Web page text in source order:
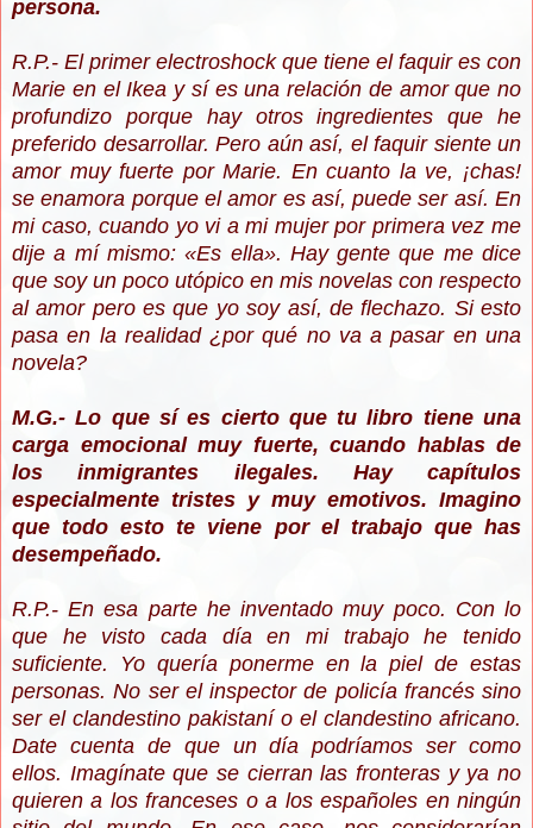
persona.
R.P.- El primer electroshock que tiene el faquir es con
Marie en el Ikea y sí es una relación de amor que no
profundizo porque hay otros ingredientes que he
preferido desarrollar. Pero aún así, el faquir siente un
amor muy fuerte por Marie. En cuanto la ve, ¡chas!
se enamora porque el amor es así, puede ser así. En
mi caso, cuando yo vi a mi mujer por primera vez me
dije a mí mismo:«Es ella». Hay gente que me dice
que soy un poco utópico en mis novelas con respecto
al amor pero es que yo soy así, de flechazo. Si esto
pasa en la realidad ¿por qué no va a pasar en una
novela?
M.G.- Lo que sí es cierto que tu libro tiene una
carga emocional muy fuerte, cuando hablas de
los inmigrantes ilegales. Hay capítulos
especialmente tristes y muy emotivos. Imagino
que todo esto te viene por el trabajo que has
desempeñado.
R.P.- En esa parte he inventado muy poco. Con lo
que he visto cada día en mi trabajo he tenido
suficiente. Yo quería ponerme en la piel de estas
personas. No ser el inspector de policía francés sino
ser el clandestino pakistaní o el clandestino africano.
Date cuenta de que un día podríamos ser como
ellos. Imagínate que se cierran las fronteras y ya no
quieren a los franceses o a los españoles en ningún